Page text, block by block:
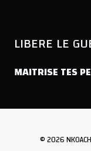
LIBERE LE
MAITRISE TES
© 2026